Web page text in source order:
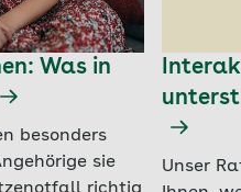
Was in
besonders
sie
Unser